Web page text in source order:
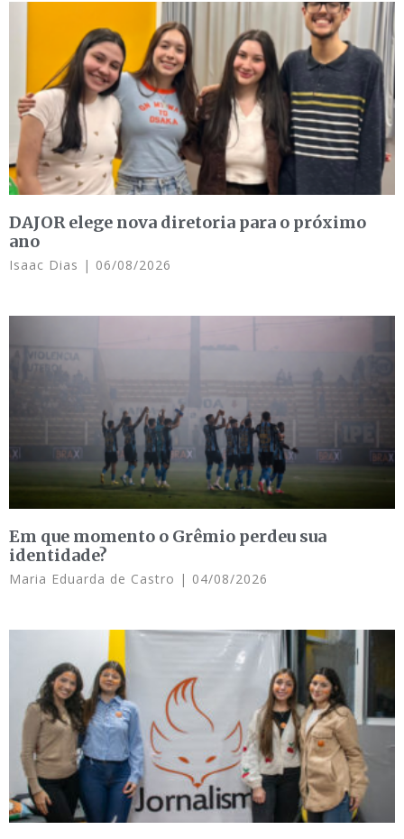
DAJOR elege nova diretoria para o próximo
ano
Isaac Dias 06/08/2026
Em que momento o Grêmio perdeu sua
identidade?
Maria Eduarda de Castro 04/08/2026